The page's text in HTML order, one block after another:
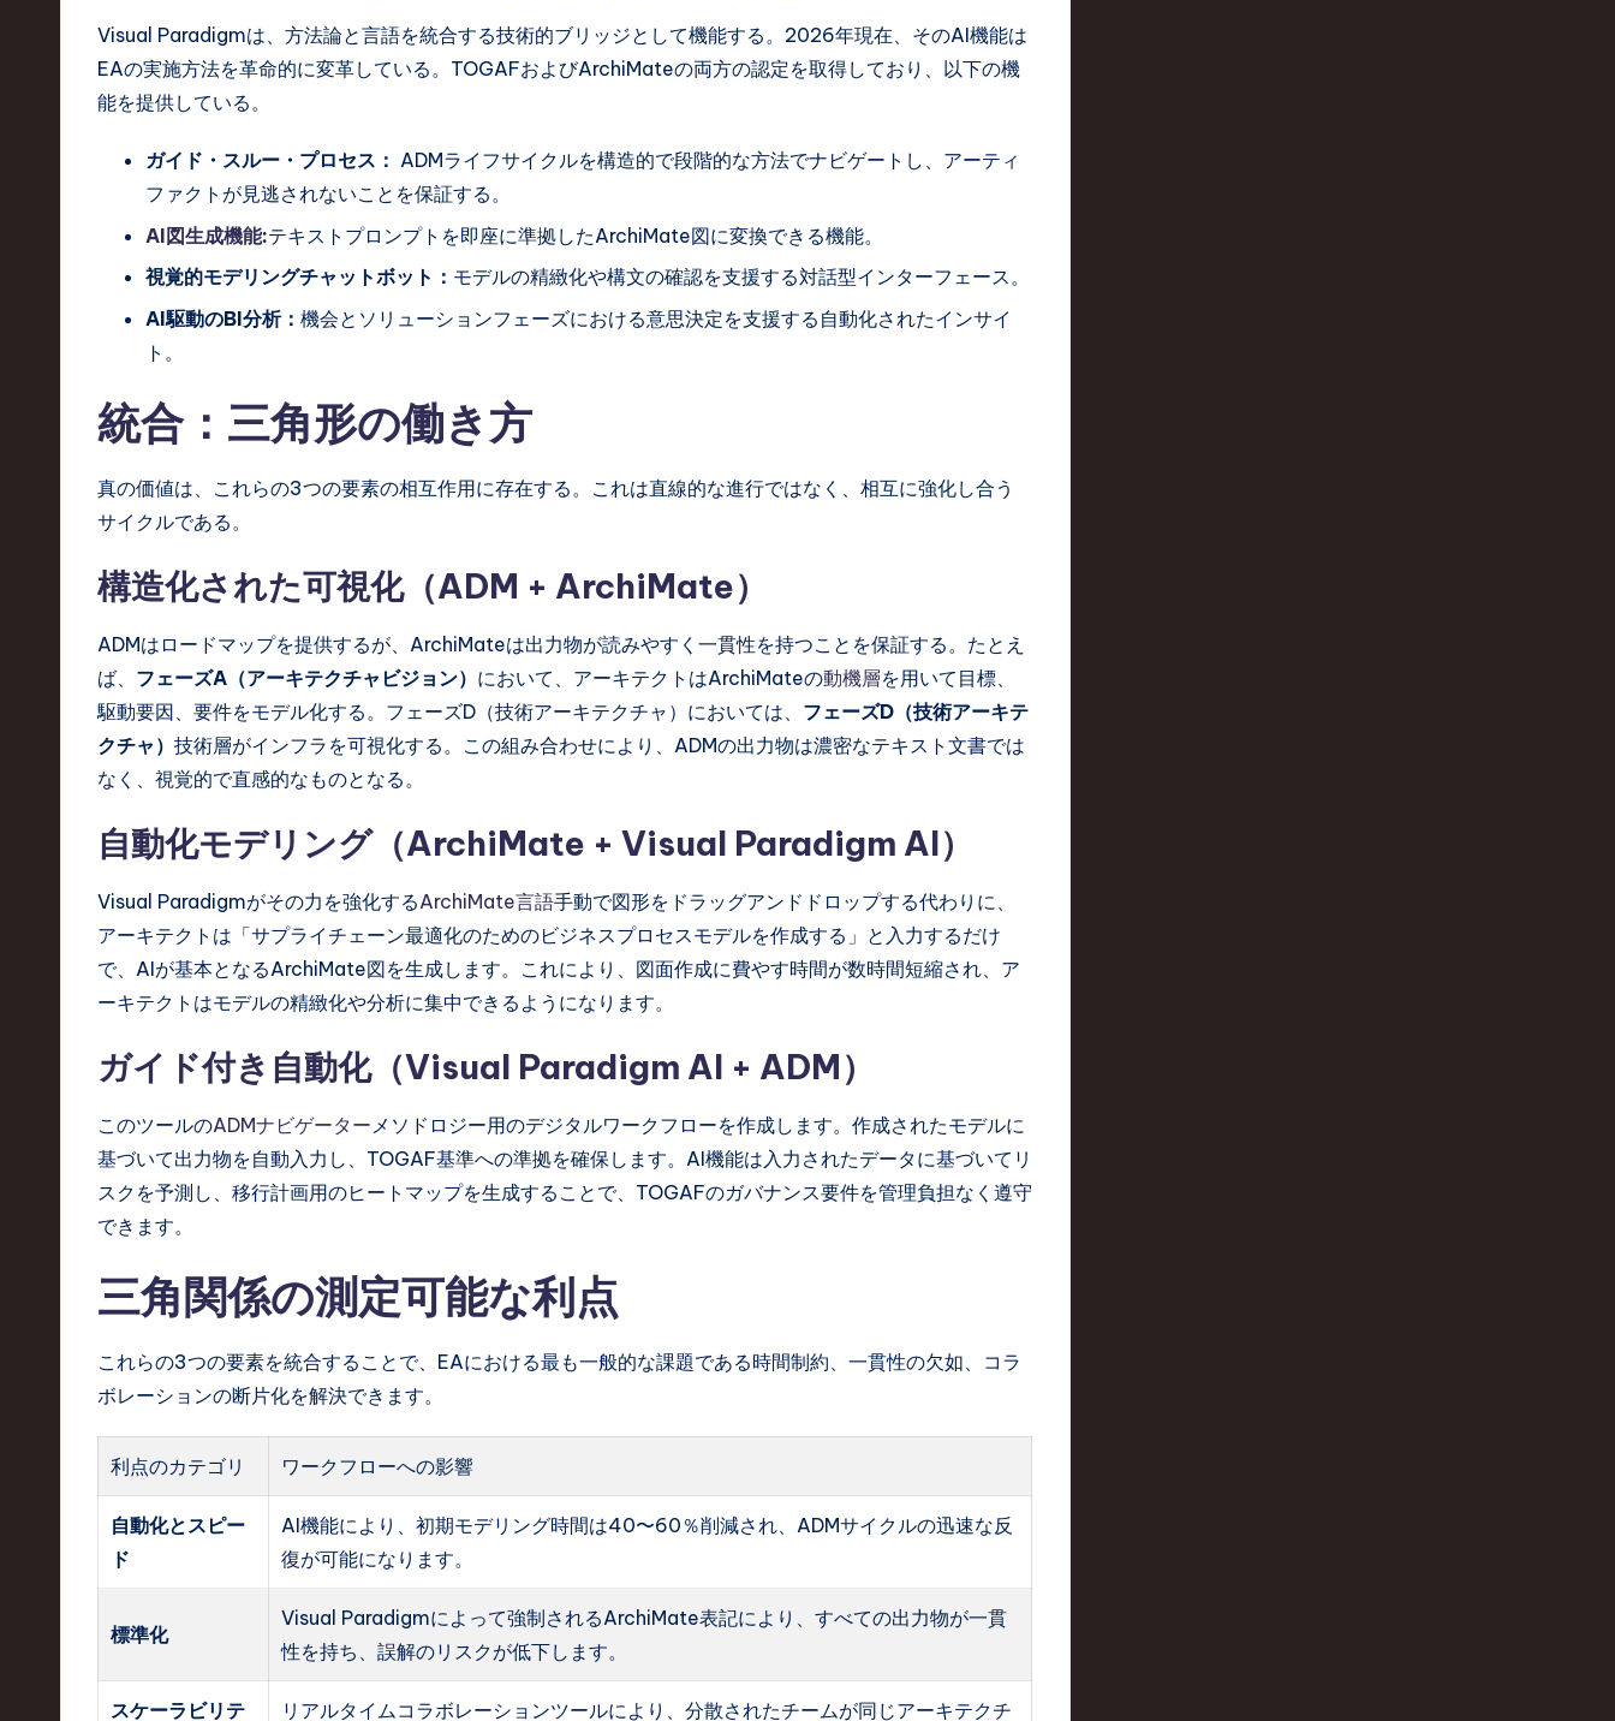
ti
Visual Paradigmは、方法論と言語を統合する技術的ブリッジとして機能する。2026年現在、そのAI機能は
EAの実施方法を革命的に変革している。TOGAFおよびArchiMateの両方の認定を取得しており、以下の機
能を提供している。
ガイド・スルー・プロセス： ADMライフサイクルを構造的で段階的な方法でナビゲートし、アーティ
ファクトが見逃されないことを保証する。
AI図生成機能:テキストプロンプトを即座に準拠したArchiMate図に変換できる機能。
視覚的モデリングチャットボット： モデルの精緻化や構文の確認を支援する対話型インターフェース。
AI駆動のBI分析： 機会とソリューションフェーズにおける意思決定を支援する自動化されたインサイ
ト。
統合：三角形の働き方
真の価値は、これらの3つの要素の相互作用に存在する。これは直線的な進行ではなく、相互に強化し合う
サイクルである。
構造化された可視化（ADM + ArchiMate）
ADMはロードマップを提供するが、ArchiMateは出力物が読みやすく一貫性を持つことを保証する。たとえ
ば、 フェーズA（アーキテクチャビジョン） において、アーキテクトはArchiMateの動機層を用いて目標、
駆動要因、要件をモデル化する。フェーズD（技術アーキテクチャ）においては、 フェーズD（技術アーキテ
クチャ） 技術層がインフラを可視化する。この組み合わせにより、ADMの出力物は濃密なテキスト文書では
なく、視覚的で直感的なものとなる。
自動化モデリング（ArchiMate + Visual Paradigm AI）
Visual Paradigmがその力を強化するArchiMate言語手動で図形をドラッグアンドドロップする代わりに、
アーキテクトは「サプライチェーン最適化のためのビジネスプロセスモデルを作成する」と入力するだけ
で、AIが基本となるArchiMate図を生成します。これにより、図面作成に費やす時間が数時間短縮され、ア
ーキテクトはモデルの精緻化や分析に集中できるようになります。
ガイド付き自動化（Visual Paradigm AI + ADM）
このツールのADMナビゲーター メソドロジー用のデジタルワークフローを作成します。作成されたモデルに
基づいて出力物を自動入力し、TOGAF基準への準拠を確保します。AI機能は入力されたデータに基づいてリ
スクを予測し、移行計画用のヒートマップを生成することで、TOGAFのガバナンス要件を管理負担なく遵守
できます。
三角関係の測定可能な利点
これらの3つの要素を統合することで、EAにおける最も一般的な課題である時間制約、一貫性の欠如、コラ
ボレーションの断片化を解決できます。
利点のカテゴリ ワークフローへの影響
自動化とスピー
ド
AI機能により、初期モデリング時間は40〜60％削減され、ADMサイクルの迅速な反
復が可能になります。
標準化
Visual Paradigmによって強制されるArchiMate表記により、すべての出力物が一貫
性を持ち、誤解のリスクが低下します。
スケーラビリテ リアルタイムコラボレーションツールにより、分散されたチームが同じアーキテクチ